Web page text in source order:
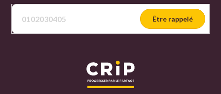
Être rappelé